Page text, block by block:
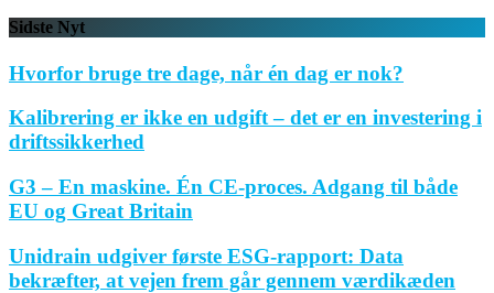
Sidste Nyt
Hvorfor bruge tre dage, når én dag er nok?
Kalibrering er ikke en udgift – det er en investering i
driftssikkerhed
G3 – En maskine. Én CE-proces. Adgang til både
EU og Great Britain
Unidrain udgiver første ESG-rapport: Data
bekræfter, at vejen frem går gennem værdikæden